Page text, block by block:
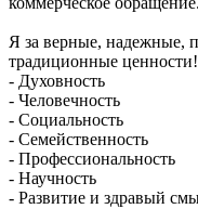
Я за верные, надежные,
традиционные
- Духовность
- Человечность
- Социальность
- Семейственность
- Профессиональность
- Научность
- Развитие и здравый